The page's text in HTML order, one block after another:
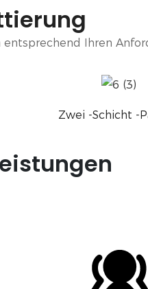
Ihren
Zwei -Schicht -